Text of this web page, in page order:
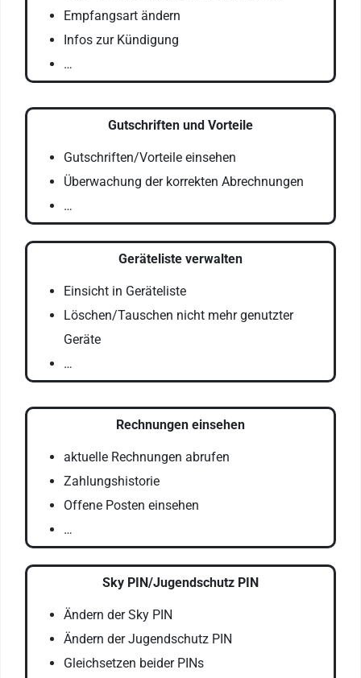
Empfangsart ändern
Infos zur Kündigung
…
Gutschriften und Vorteile
Gutschriften/Vorteile einsehen
Überwachung der korrekten Abrechnungen
…
Geräteliste verwalten
Einsicht in Geräteliste
Löschen/Tauschen nicht mehr genutzter
Geräte
…
Rechnungen einsehen
aktuelle Rechnungen abrufen
Zahlungshistorie
Offene Posten einsehen
…
Sky PIN/Jugendschutz PIN
Ändern der Sky PIN
Ändern der Jugendschutz PIN
Gleichsetzen beider PINs